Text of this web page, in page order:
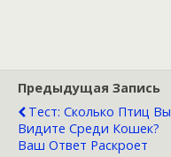
Предыдущая Запись
Тест: Сколько Птиц Вы
Видите Среди Кошек?
Ваш Ответ Раскроет